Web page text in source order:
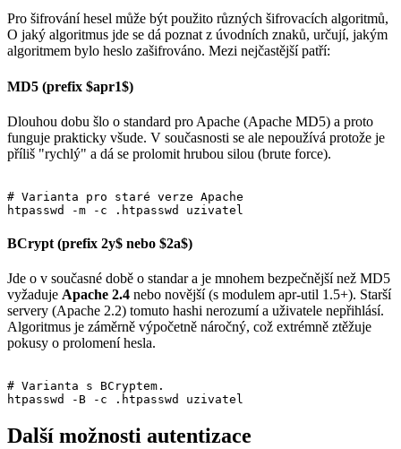
Pro šifrování hesel může být použito různých šifrovacích algoritmů,
O jaký algoritmus jde se dá poznat z úvodních znaků, určují, jakým
algoritmem bylo heslo zašifrováno. Mezi nejčastější patří:
MD5 (prefix $apr1$)
Dlouhou dobu šlo o standard pro Apache (Apache MD5) a proto
funguje prakticky všude. V současnosti se ale nepoužívá protože je
příliš "rychlý" a dá se prolomit hrubou silou (brute force).
# Varianta pro staré verze Apache
htpasswd -m -c .htpasswd uzivatel
BCrypt (prefix 2y$ nebo $2a$)
Jde o v současné době o standar a je mnohem bezpečnější než MD5
vyžaduje Apache 2.4 nebo novější (s modulem apr-util 1.5+). Starší
servery (Apache 2.2) tomuto hashi nerozumí a uživatele nepřihlásí.
Algoritmus je záměrně výpočetně náročný, což extrémně ztěžuje
pokusy o prolomení hesla.
# Varianta s BCryptem.
htpasswd -B -c .htpasswd uzivatel
Další možnosti autentizace